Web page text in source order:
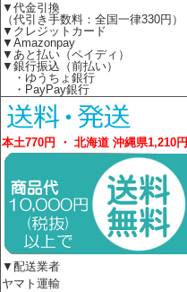
▼代金引換
（代引き手数料：全国一律330円）
▼クレジットカード
▼Amazonpay
▼あと払い（ペイディ）
▼銀行振込（前払い）
・ゆうちょ銀行
・PayPay銀行
本土770円 ・ 北海道 沖縄県1,210円
▼配送業者
ヤマト運輸